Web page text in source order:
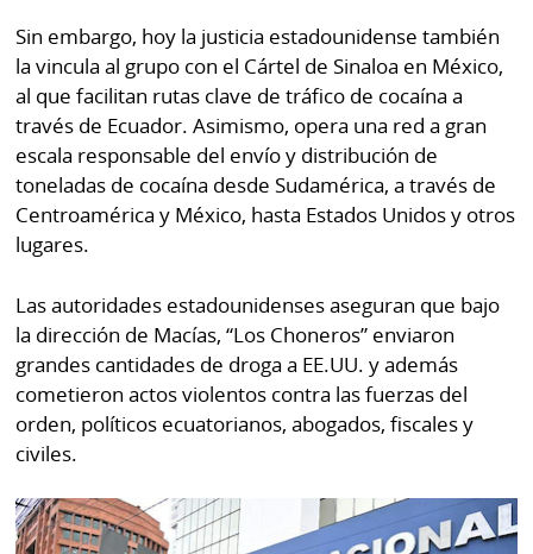
Sin embargo, hoy la justicia estadounidense también
la vincula al grupo con el Cártel de Sinaloa en México,
al que facilitan rutas clave de tráfico de cocaína a
través de Ecuador. Asimismo, opera una red a gran
escala responsable del envío y distribución de
toneladas de cocaína desde Sudamérica, a través de
Centroamérica y México, hasta Estados Unidos y otros
lugares.
Las autoridades estadounidenses aseguran que bajo
la dirección de Macías, “Los Choneros” enviaron
grandes cantidades de droga a EE.UU. y además
cometieron actos violentos contra las fuerzas del
orden, políticos ecuatorianos, abogados, fiscales y
civiles.